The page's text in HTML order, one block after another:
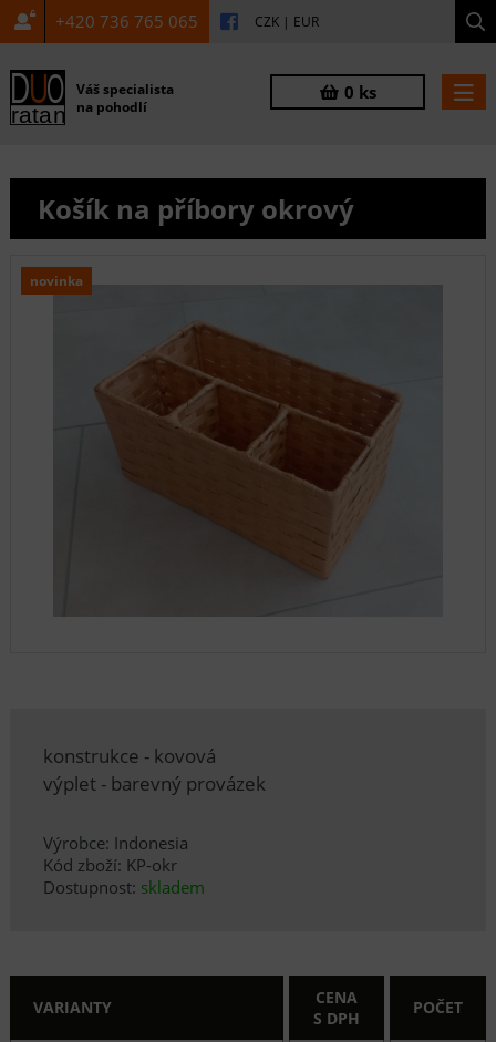
+420 736 765 065 CZK | EUR
Váš specialista
na pohodlí
0 ks
Košík na příbory okrový
novinka
konstrukce - kovová
výplet - barevný provázek
Výrobce: Indonesia
Kód zboží: KP-okr
Dostupnost: skladem
VARIANTY
CENA
S DPH
POČET